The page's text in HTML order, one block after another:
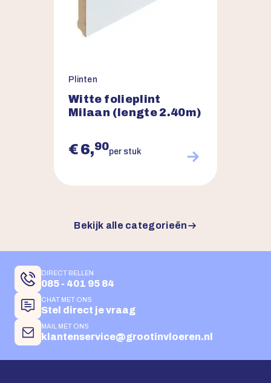
Plinten
Witte folieplint
Milaan (lengte 2.40m)
€ 6,90per stuk
Bekijk alle categorieën
DIRECT BELLEN
085 - 401 95 84
CHAT MET ONS
Stel direct je vraag
MAIL MET ONS
klantenservice@grootinvloeren.nl